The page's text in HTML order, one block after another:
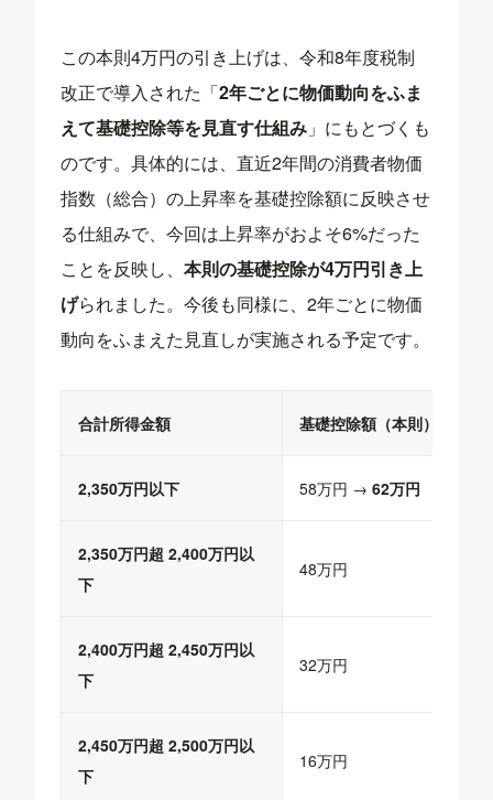
この本則4万円の引き上げは、令和8年度税制
改正で導入された「2年ごとに物価動向をふま
えて基礎控除等を見直す仕組み 」にもとづくも
のです。具体的には、直近2年間の消費者物価
指数（総合）の上昇率を基礎控除額に反映させ
る仕組みで、今回は上昇率がおよそ6%だった
ことを反映し、本則の基礎控除が4万円引き上
げられました。今後も同様に、2年ごとに物価
動向をふまえた見直しが実施される予定です。
合計所得金額 基礎控除額（本則）
2,350万円以下 58万円 →62万円
2,350万円超 2,400万円以
下
48万円
2,400万円超 2,450万円以
下
32万円
2,450万円超 2,500万円以
下
16万円